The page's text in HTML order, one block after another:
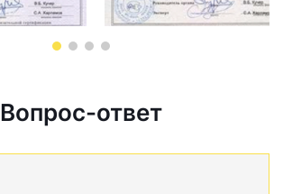
Вопрос-ответ